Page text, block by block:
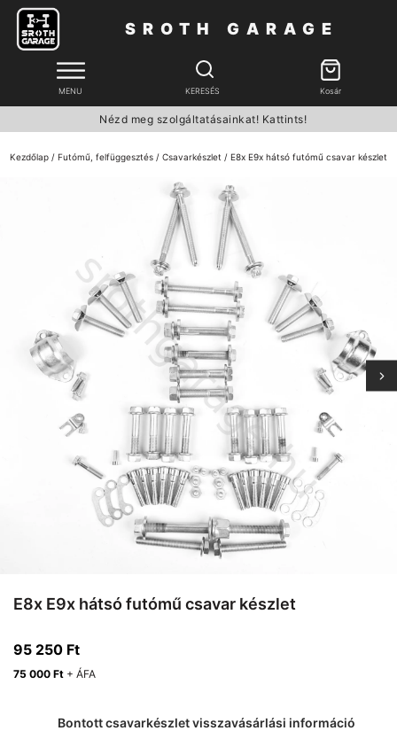
SROTH GARAGE
MENU KERESÉS Kosár
Nézd meg szolgáltatásainkat! Kattints!
Kezdőlap / Futómű, felfüggesztés / Csavarkészlet / E8x E9x hátsó futómű csavar készlet
E8x E9x hátsó futómű csavar készlet
95 250 Ft
75 000 Ft + ÁFA
Bontott csavarkészlet visszavásárlási információ